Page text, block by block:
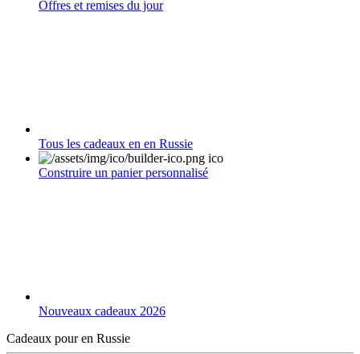
Offres et remises du jour
Tous les cadeaux en en Russie
Construire un panier personnalisé
Nouveaux cadeaux 2026
Cadeaux pour en Russie